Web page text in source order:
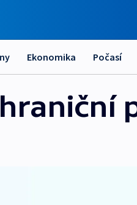
Ekonomika Počasí